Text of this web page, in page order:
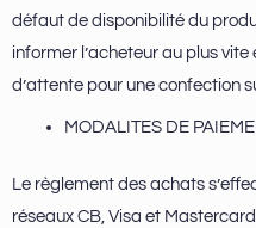
défaut de disponibilité du
informer l’acheteur au plus vite
d’attente pour une confection
MODALITES DE
Le règlement des achats
réseaux CB, Visa et